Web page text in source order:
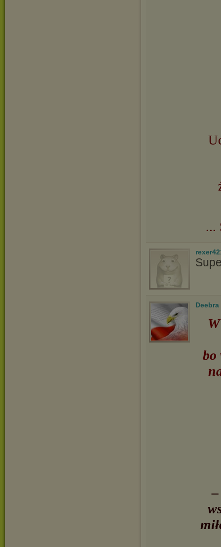
...
Deebra
bo